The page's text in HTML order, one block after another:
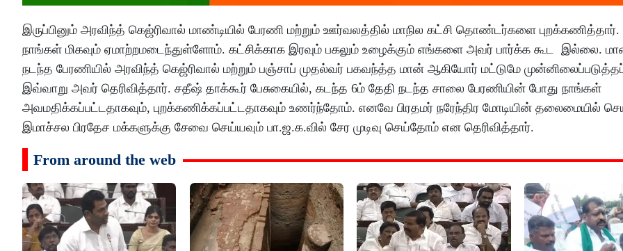
இருப்பினும் அரவிந்த் கெஜ்ரிவால் மாண்டியில் பேரணி மற்றும் ஊர்வலத்தில் மாநில கட்சி தொண்டர்களை
நாங்கள் மிகவும் ஏமாற்றமடைந்துள்ளோம். கட்சிக்காக இரவும் பகலும் உழைக்கும் எங்களை அவர் பார்க்க கூட இல்லை.
நடந்த பேரணியில் அரவிந்த் கெஜ்ரிவால் மற்றும் பஞ்சாப் முதல்வர் பகவந்த்த மான் ஆகியோர் மட்டுமே
இவ்வாறு அவர் தெரிவித்தார். சதீஷ் தாக்கூர் பேசுகையில், கடந்த 6ம் தேதி நடந்த சாலை பேரணியின் போது நாங்கள்
அவமதிக்கப்பட்டதாகவும், புறக்கணிக்கப்பட்டதாகவும் உணர்ந்தோம். எனவே பிரதமர் நரேந்திர மோடியின் தலைமையில்
இமாச்சல பிரதேச மக்களுக்கு சேவை செய்யவும் பா.ஜ.க.வில் சேர முடிவு செய்தோம் என தெரிவித்தார்.
From around the web